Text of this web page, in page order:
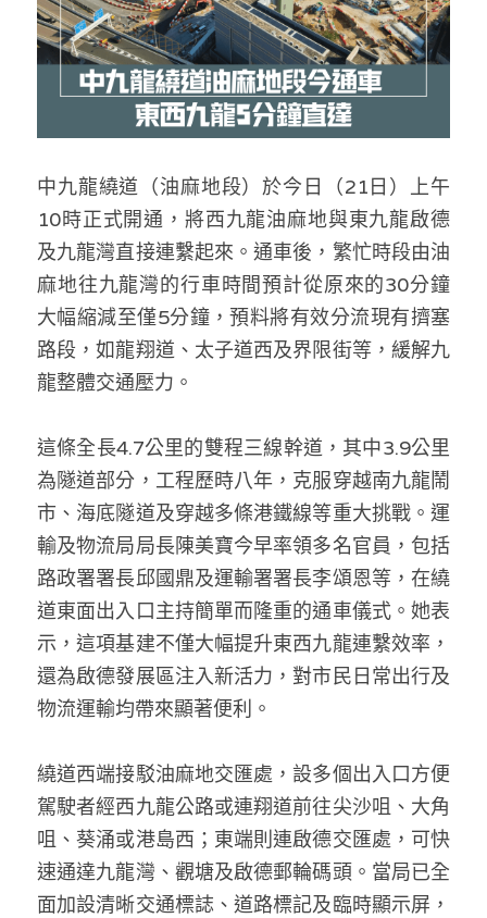
反華推手起底
美西霸凌內幕
美西極權主義
真相直擊
極端暴恐實錄
屈穎妍專欄
朱庭萱專欄
莫綺琪專欄
黃萬成專欄
招國偉專欄
高松傑專欄
林伯強專欄
馮煒光專欄
趙處機專欄
KOL 精選
大衛sir專欄
曾子晴 - 晴深直說
龔靜儀大律師專欄
陳貴春大律師專欄
羅浚軒專欄
溫志倫專欄
汪明欣專欄
醫院口岸爆炸案
屠龍小隊案
黎智英案審訊
支聯會案
35+顛覆案
生活
吃喝玩指南
休閒好介紹
親子
花生仔漫畫週記
關於我們
人才招聘
投稿熱線
商戶合作
支持讚助
條款及細則
關於我們
搜索
繁體中文
繁體中文
English
中九龍繞道（油麻地段）於今日（21日）上午
10時正式開通，將西九龍油麻地與東九龍啟德
及九龍灣直接連繫起來。通車後，繁忙時段由油
麻地往九龍灣的行車時間預計從原來的30分鐘
大幅縮減至僅5分鐘，預料將有效分流現有擠塞
路段，如龍翔道、太子道西及界限街等，緩解九
龍整體交通壓力。
這條全長4.7公里的雙程三線幹道，其中3.9公里
為隧道部分，工程歷時八年，克服穿越南九龍鬧
市、海底隧道及穿越多條港鐵線等重大挑戰。運
輸及物流局局長陳美寶今早率領多名官員，包括
路政署署長邱國鼎及運輸署署長李頌恩等，在繞
道東面出入口主持簡單而隆重的通車儀式。她表
示，這項基建不僅大幅提升東西九龍連繫效率，
還為啟德發展區注入新活力，對市民日常出行及
物流運輸均帶來顯著便利。
繞道西端接駁油麻地交匯處，設多個出入口方便
駕駛者經西九龍公路或連翔道前往尖沙咀、大角
咀、葵涌或港島西；東端則連啟德交匯處，可快
速通達九龍灣、觀塘及啟德郵輪碼頭。當局已全
面加設清晰交通標誌、道路標記及臨時顯示屏，